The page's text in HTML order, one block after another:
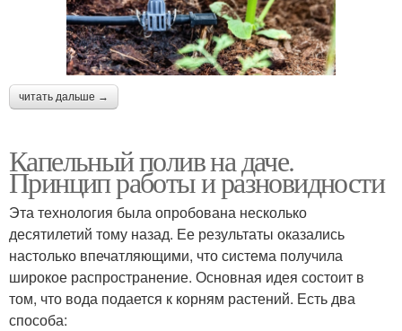
читать дальше →
Капельный полив на даче.
Принцип работы и разновидности
Эта технология была опробована несколько
десятилетий тому назад. Ее результаты оказались
настолько впечатляющими, что система получила
широкое распространение. Основная идея состоит в
том, что вода подается к корням растений. Есть два
способа: